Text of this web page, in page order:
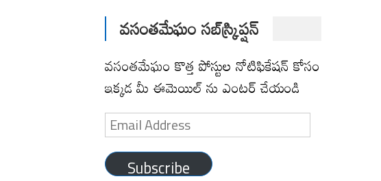
వసంతమేఘం సబ్‌స్క్రిప్షన్
వసంతమేఘం కొత్త పోస్టుల నోటిఫికేషన్ కోసం
ఇక్కడ మీ ఈమెయిల్ ను ఎంటర్ చేయండి
Email
Address
Subscribe